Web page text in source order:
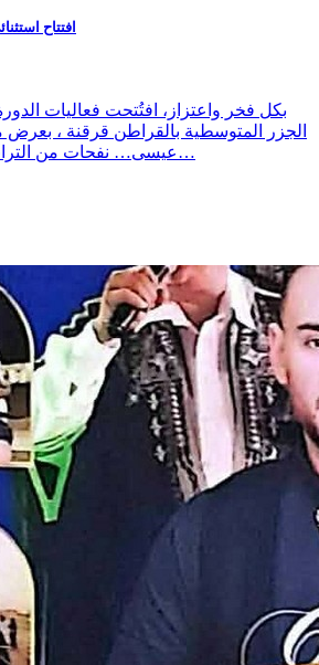
افتتاح
بكل فخر واعتزاز، افتُتحت فعاليات
الجزر المتوسطية بالقراطن قرقنة ،
عيسى… نفحات من التراث الروحي بقرقنة"، في…